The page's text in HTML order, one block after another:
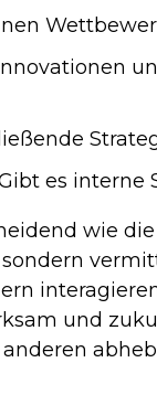
es interne
wie
und